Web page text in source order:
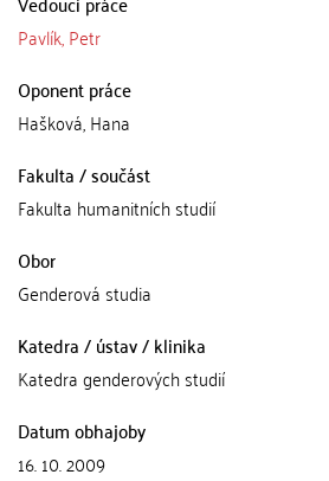
Pavlík, Petr
Oponent práce
Hašková, Hana
Fakulta / součást
Fakulta humanitních studií
Obor
Genderová studia
Katedra / ústav / klinika
Katedra genderových studií
Datum obhajoby
16. 10. 2009